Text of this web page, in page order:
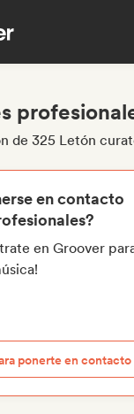
de 325 Letón
en contacto
en Groover
ponerte en contacto